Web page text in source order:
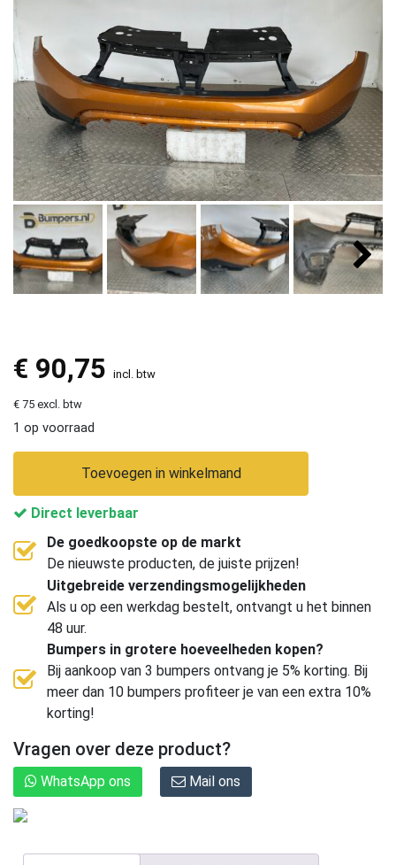
€ 90,75 incl. btw
€ 75 excl. btw
1 op voorraad
Toevoegen in winkelmand
Direct leverbaar
De goedkoopste op de markt
De nieuwste producten, de juiste prijzen!
Uitgebreide verzendingsmogelijkheden
Als u op een werkdag bestelt, ontvangt u het binnen
48 uur.
Bumpers in grotere hoeveelheden kopen?
Bij aankoop van 3 bumpers ontvang je 5% korting. Bij
meer dan 10 bumpers profiteer je van een extra 10%
korting!
Vragen over deze product?
WhatsApp ons Mail ons